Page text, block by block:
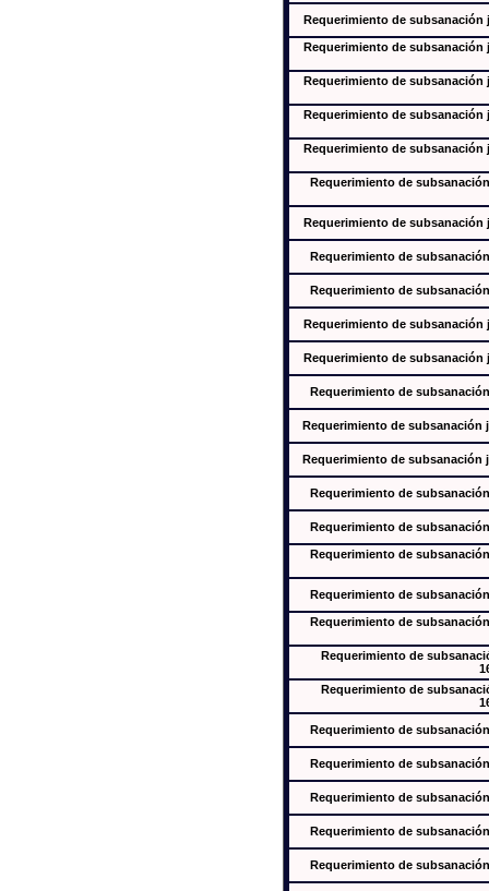
Requerimiento de subsanación
Requerimiento de
Requerimiento de
Requerimiento de
Requerimiento de
Requerimiento de
Requerimiento de subsanación
Requerimiento de
Requerimiento de
Requerimiento de subsanación
Requerimiento de subsanación
Requerimiento de
Requerimiento de subsanación
Requerimiento de subsanación
Requerimiento de
Requerimiento de
Requerimiento de
Requerimiento de
Requerimiento de
Requerimiento de
Requerimiento de
Requerimiento de
Requerimiento de
Requerimiento de
Requerimiento de
Requerimiento de